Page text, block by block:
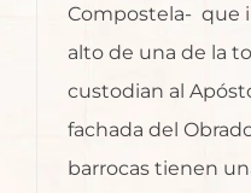
Compostela- que
alto de una de la
custodian al
fachada del
barrocas tienen